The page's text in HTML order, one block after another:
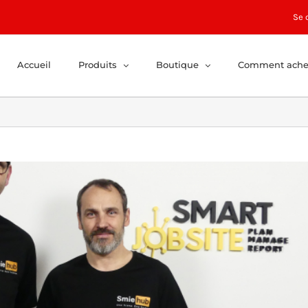
Se
Accueil Produits Boutique Comment